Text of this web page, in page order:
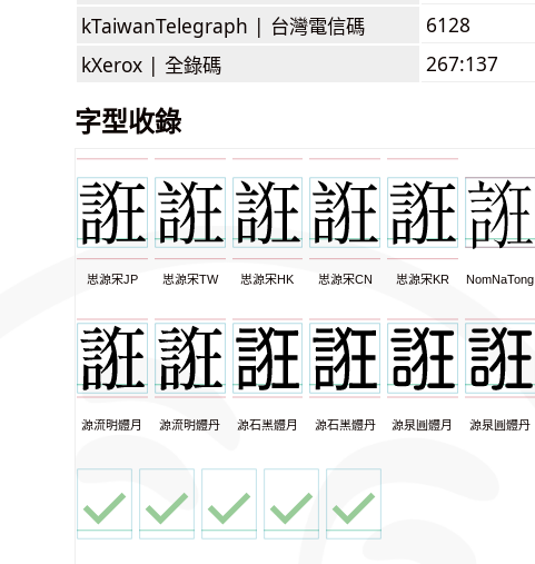
kTaiwanTelegraph | 台灣電信碼
6128
kXerox | 全錄碼 267:137
字型收錄
思源宋JP 思源宋TW 思源宋HK 思源宋CN 思源宋KR NomNaTong
源流明體月 源流明體丹 源石黑體月 源石黑體丹 源泉圓體月 源泉圓體丹